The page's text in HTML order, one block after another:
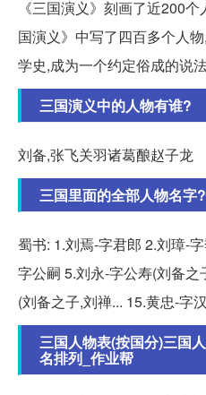
《三国演义》刻画了近200
国演义》中写了四百多个人
学史,成为一个约定俗成的说法
三国演义中的人物有谁?
刘备,张飞关羽诸葛酿赵子龙
三国里面的全部人物名字?
蜀书: 1.刘焉-字君郎 2.刘璋-
字公嗣 5.刘永-字公寿(刘备
(刘备之子,刘禅... 15.黄忠-字汉
三国人物表(按国分)三国
名排列_作业帮